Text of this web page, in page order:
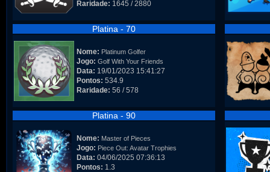
Raridade: 1645 / 2880
Platina - 70
Nome: Platinum Golfer
Jogo: Golf With Your Friends
Data: 19/01/2023 15:41:27
Pontos: 534.9
Raridade: 56 / 578
Platina - 90
Nome: Master of Pieces
Jogo: Piece Out: Avatar Trophies
Data: 04/06/2025 07:36:13
Pontos: 1.3